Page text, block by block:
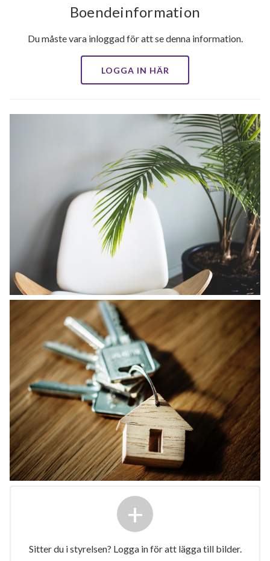
Boendeinformation
Du måste vara inloggad för att se denna information.
LOGGA IN HÄR
+
Sitter du i styrelsen? Logga in för att lägga till bilder.